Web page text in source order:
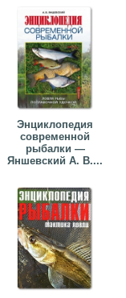
Энциклопедия
современной
рыбалки —
Яншевский А. В....